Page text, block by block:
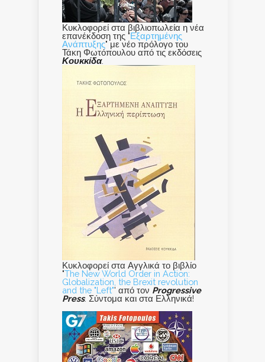
Κυκλοφορεί στα βιβλιοπωλεία η νέα
επανέκδοση της "Εξαρτημένης
Ανάπτυξης" με νέο πρόλογο του
Τάκη Φωτόπουλου από τις εκδόσεις
Κουκκίδα.
Κυκλοφορεί στα Αγγλικά το βιβλίο
"The New World Order in Action:
Globalization, the Brexit revolution
and the "Left"' από τον Progressive
Press. Σύντομα και στα Ελληνικά!